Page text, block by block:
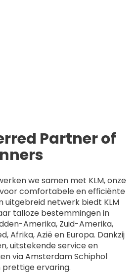
Partner of
we samen met KLM, onze
comfortabele en efficiënte
uitgebreid netwerk biedt KLM
talloze bestemmingen in
Amerika, Zuid-Amerika,
Afrika, Azië en Europa. Dankzij
uitstekende service en
via Amsterdam Schiphol
prettige ervaring.